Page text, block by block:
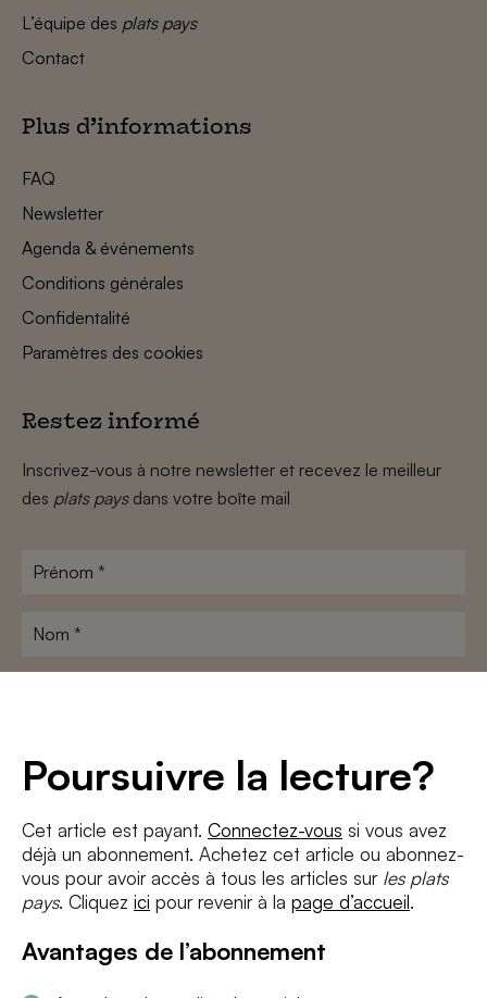
Poursuivre la lecture?
Cet article est payant. Connectez-vous si vous avez
déjà un abonnement. Achetez cet article ou abonnez-
vous pour avoir accès à tous les articles sur les plats
pays. Cliquez ici pour revenir à la page d’accueil.
Avantages de l’abonnement
L’équipe des plats pays
Contact
Plus d’informations
FAQ
Newsletter
Agenda & événements
Conditions générales
Confidentalité
Paramètres des cookies
Restez informé
Inscrivez-vous à notre newsletter et recevez le meilleur
des plats paysdans votre boîte mail
Prénom
Nom
J'accepte les termes et conditions etla politique de confidentialité
S'INSCRIRE